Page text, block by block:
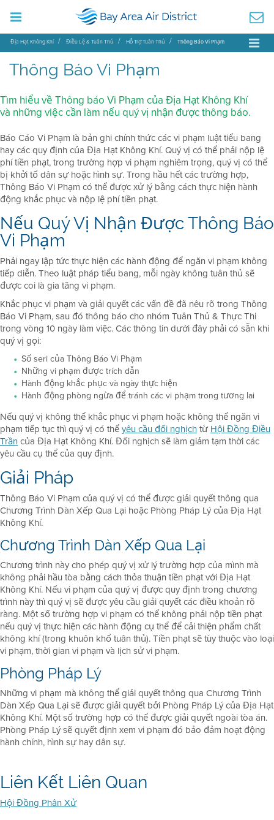
Địa Hạt Không Khí Điều Lệ & Tuân Thủ Hỗ Trợ Tuân Thủ Thông Báo Vi Phạm
Thông Báo Vi Phạm
Tìm hiểu về Thông báo Vi Phạm của Địa Hạt Không Khí
và những việc cần làm nếu quý vị nhận được thông báo.
Báo Cáo Vi Phạm là bản ghi chính thức các vi phạm luật tiểu bang
hay các quy định của Địa Hạt Không Khí. Quý vị có thể phải nộp lệ
phí tiền phạt, trong trường hợp vi phạm nghiêm trọng, quý vị có thể
bị khởi tố dân sự hoặc hình sự. Trong hầu hết các trường hợp,
Thông Báo Vi Phạm có thể được xử lý bằng cách thực hiện hành
động khắc phục và nộp lệ phí tiền phạt.
Nếu Quý Vị Nhận Được Thông Báo
Vi Phạm
Phải ngay lập tức thực hiện các hành động để ngăn vi phạm không
tiếp diễn. Theo luật pháp tiểu bang, mỗi ngày không tuân thủ sẽ
được coi là gia tăng vi phạm.
Khắc phục vi phạm và giải quyết các vấn đề đã nêu rõ trong Thông
Báo Vi Phạm, sau đó thông báo cho nhóm Tuân Thủ & Thực Thi
trong vòng 10 ngày làm việc. Các thông tin dưới đây phải có sẵn khi
quý vị gọi:
Số seri của Thông Báo Vi Phạm
Những vi phạm được trích dẫn
Hành động khắc phục và ngày thực hiện
Hành động phòng ngừa để tránh các vi phạm trong tương lai
Nếu quý vị không thể khắc phục vi phạm hoặc không thể ngăn vi
phạm tiếp tục thì quý vị có thểyêu cầu đối nghịchtừHội Đồng Điều
Trầncủa Địa Hạt Không Khí. Đối nghịch sẽ làm giảm tạm thời các
yêu cầu cụ thể của quy định.
Giải Pháp
Thông Báo Vi Phạm của quý vị có thể được giải quyết thông qua
Chương Trình Dàn Xếp Qua Lại hoặc Phòng Pháp Lý của Địa Hạt
Không Khí.
Chương Trình Dàn Xếp Qua Lại
Chương trình này cho phép quý vị xử lý trường hợp của mình mà
không phải hầu tòa bằng cách thỏa thuận tiền phạt với Địa Hạt
Không Khí. Nếu vi phạm của quý vị được quy định trong chương
trình này thì quý vị sẽ được yêu cầu giải quyết các điều khoản rõ
ràng. Một số trường hợp vi phạm có thể không phải nộp tiền phạt
nếu quý vị thực hiện các hành động cụ thể để cải thiện phẩm chất
không khí (trong khuôn khổ tuân thủ). Tiền phạt sẽ tùy thuộc vào loại
vi phạm, thời gian vi phạm và lịch sử vi phạm.
Phòng Pháp Lý
Những vi phạm mà không thể giải quyết thông qua Chương Trình
Dàn Xếp Qua Lại sẽ được giải quyết bởi Phòng Pháp Lý của Địa Hạt
Không Khí. Một số trường hợp có thể được giải quyết ngoài tòa án.
Phòng Pháp Lý sẽ quyết định xem vi phạm đó bảo đảm hoạt động
hành chính, hình sự hay dân sự.
Liên Kết Liên Quan
Hội Đồng Phân Xử